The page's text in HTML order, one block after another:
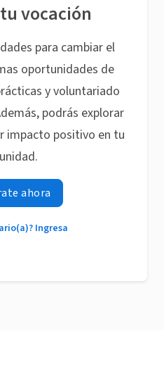
vocación
para cambiar el
oportunidades de
y voluntariado
podrás explorar
impacto positivo en tu
ahora
Ingresa